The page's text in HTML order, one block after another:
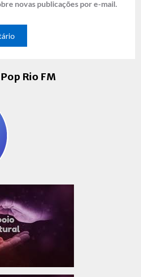
novas publicações por e-mail.
Rio FM